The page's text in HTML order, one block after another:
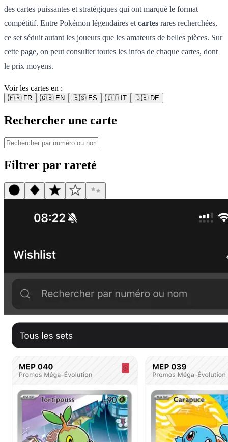
des cartes puissantes et stratégiques qui ont marqué le format
compétitif. Entre Pokémon légendaires etcartes rares recherchées,
ce set séduit autant les joueurs que les amateurs de belles pièces. Sur
cette page, on peut consulter toutes les infos de chaque cartes, dont
le prix moyens.
Voir les cartes en :
🇫🇷FR 🇬🇧EN 🇪🇸ES 🇮🇹IT 🇩🇪DE
Rechercher une carte
Filtrer par rareté